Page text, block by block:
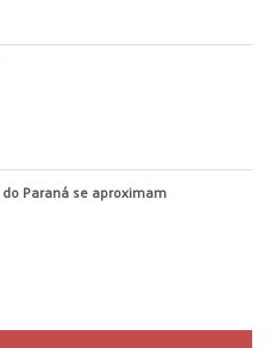
Paraná se aproximam